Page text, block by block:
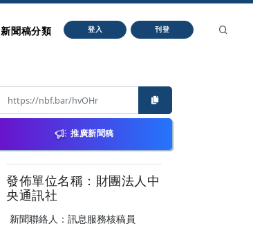
新聞稿分類 登入 刊登
推廣新聞稿
發佈單位名稱：財團法人中
央通訊社
新聞聯絡人：訊息服務核稿員